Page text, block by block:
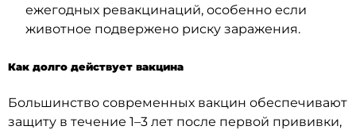
ежегодных ревакцинаций, особенно если
животное подвержено риску заражения.
Как долго действует вакцина
Большинство современных вакцин обеспечивают
защиту в течение 1–3 лет после первой прививки,